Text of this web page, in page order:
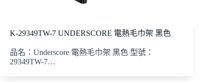
K-29349TW-7 UNDERSCORE 電熱毛巾架 黑色
品名：Underscore 電熱毛巾架 黑色 型號：
29349TW-7…